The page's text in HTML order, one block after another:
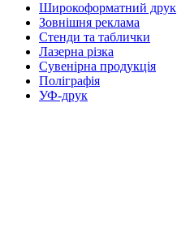
Широкоформатний друк
Зовнішня реклама
Стенди та таблички
Лазерна різка
Сувенірна продукція
Поліграфія
УФ-друк